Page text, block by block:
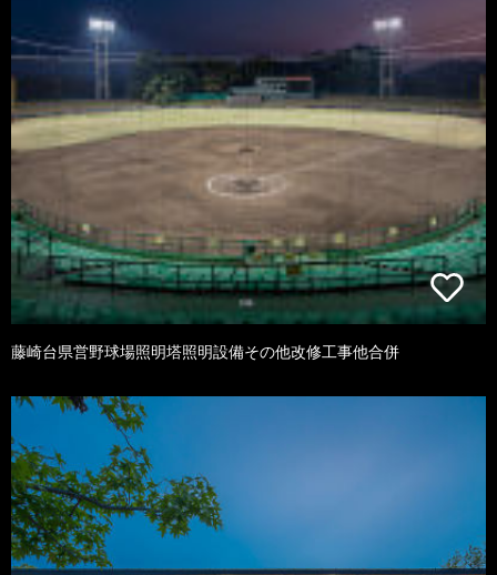
藤崎台県営野球場照明塔照明設備その他改修工事他合併